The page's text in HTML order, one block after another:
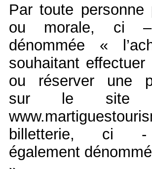
Par toute personne
ou morale, ci –
dénommée «
souhaitant
ou réserver une
sur le site
billetterie, ci -
également